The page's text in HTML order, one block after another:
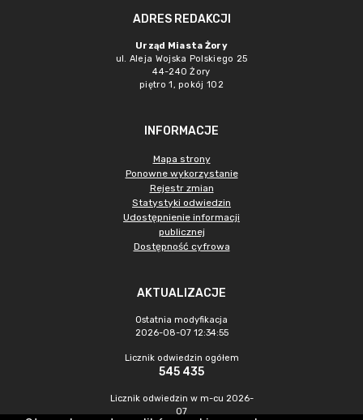
ADRES REDAKCJI
Urząd Miasta Żory
ul. Aleja Wojska Polskiego 25
44-240 Żory
piętro 1, pokój 102
INFORMACJE
Mapa strony
Ponowne wykorzystanie
Rejestr zmian
Statystyki odwiedzin
Udostępnienie informacji
publicznej
Dostępność cyfrowa
AKTUALIZACJE
Ostatnia modyfikacja
2026-08-07 12:34:55
Licznik odwiedzin ogółem
545 435
Licznik odwiedzin w m-cu 2026-
07